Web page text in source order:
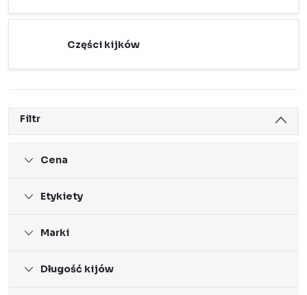
Części kijków
Filtr
Cena
Etykiety
Marki
Długość kijów